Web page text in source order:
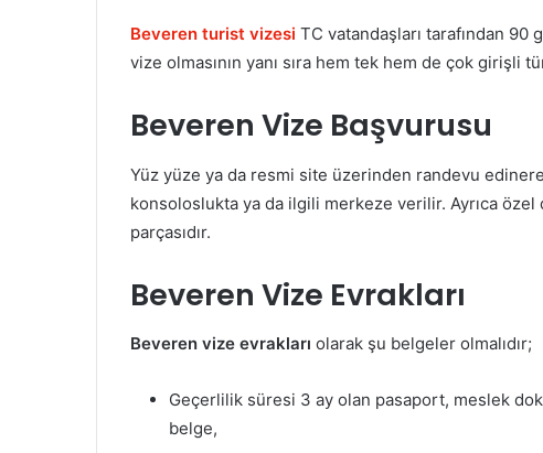
Beveren turist vizesi TC vatandaşları tarafından 90
vize olmasının yanı sıra hem tek hem de çok girişli
Beveren Vize Başvurusu
Yüz yüze ya da resmi site üzerinden randevu
konsoloslukta ya da ilgili merkeze verilir. Ayrıca
parçasıdır.
Beveren Vize Evrakları
Beveren vize evrakları olarak şu belgeler olmalıdır;
Geçerlilik süresi 3 ay olan pasaport, meslek
belge,